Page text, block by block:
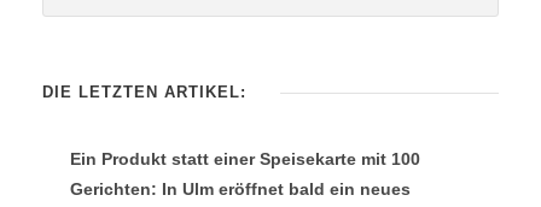
DIE LETZTEN ARTIKEL:
Ein Produkt statt einer Speisekarte mit 100
Gerichten: In Ulm eröffnet bald ein neues